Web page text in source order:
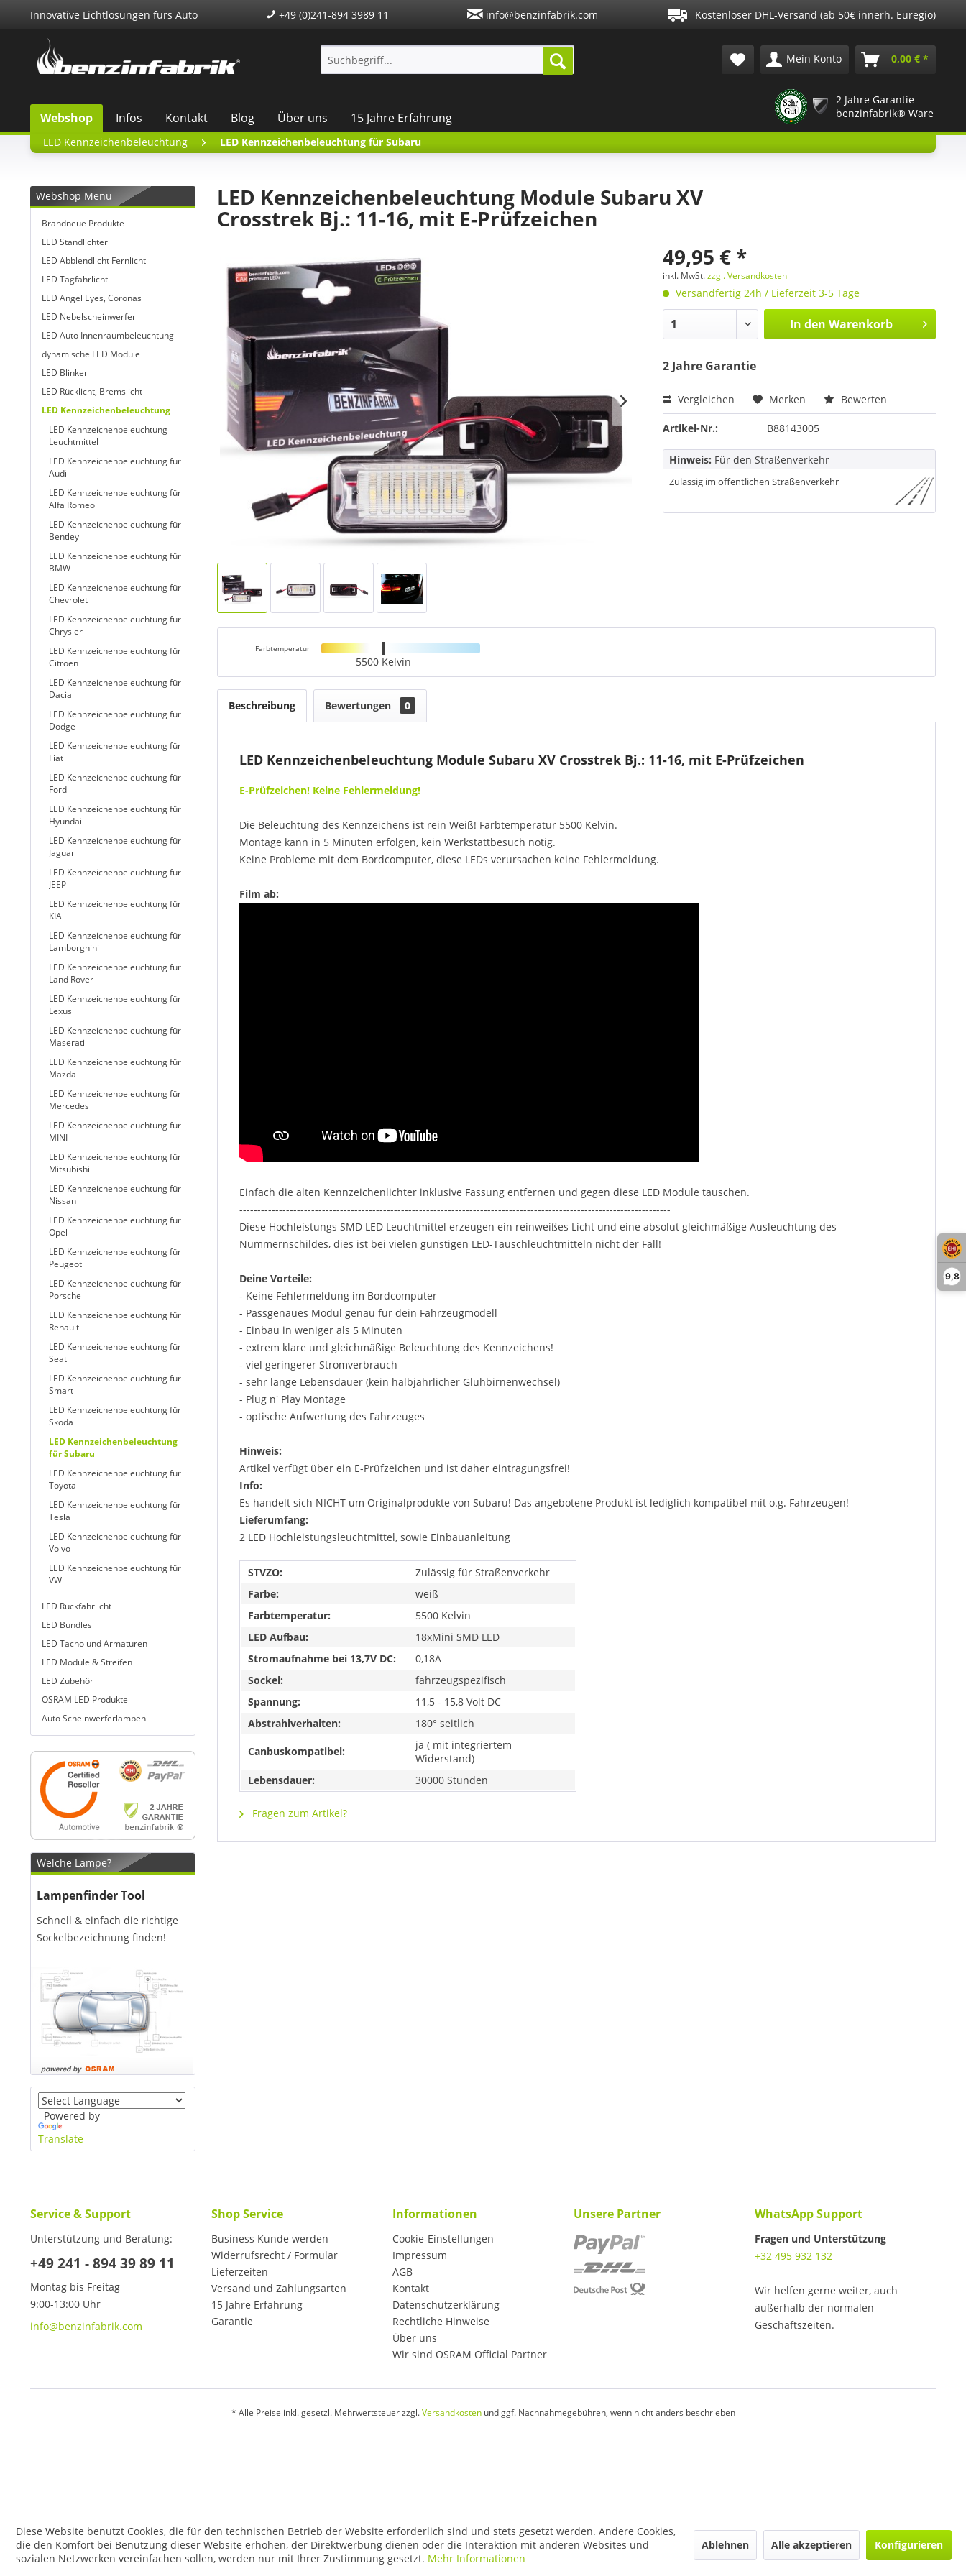
9,8
Innovative Lichtlösungen fürs Auto +49 (0)241-894 3989 11 info@benzinfabrik.com Kostenloser DHL-Versand (ab 50€ innerh. Euregio)
Mein Konto 0,00 € *
Webshop Infos Kontakt Blog Über uns 15 Jahre Erfahrung
2 Jahre Garantie
benzinfabrik® Ware
LED Kennzeichenbeleuchtung LED Kennzeichenbeleuchtung für Subaru
Webshop Menu
Brandneue Produkte
LED Standlichter
LED Abblendlicht Fernlicht
LED Tagfahrlicht
LED Angel Eyes, Coronas
LED Nebelscheinwerfer
LED Auto Innenraumbeleuchtung
dynamische LED Module
LED Blinker
LED Rücklicht, Bremslicht
LED Kennzeichenbeleuchtung
LED Kennzeichenbeleuchtung
Leuchtmittel
LED Kennzeichenbeleuchtung für
Audi
LED Kennzeichenbeleuchtung für
Alfa Romeo
LED Kennzeichenbeleuchtung für
Bentley
LED Kennzeichenbeleuchtung für
BMW
LED Kennzeichenbeleuchtung für
Chevrolet
LED Kennzeichenbeleuchtung für
Chrysler
LED Kennzeichenbeleuchtung für
Citroen
LED Kennzeichenbeleuchtung für
Dacia
LED Kennzeichenbeleuchtung für
Dodge
LED Kennzeichenbeleuchtung für
Fiat
LED Kennzeichenbeleuchtung für
Ford
LED Kennzeichenbeleuchtung für
Hyundai
LED Kennzeichenbeleuchtung für
Jaguar
LED Kennzeichenbeleuchtung für
JEEP
LED Kennzeichenbeleuchtung für
KIA
LED Kennzeichenbeleuchtung für
Lamborghini
LED Kennzeichenbeleuchtung für
Land Rover
LED Kennzeichenbeleuchtung für
Lexus
LED Kennzeichenbeleuchtung für
Maserati
LED Kennzeichenbeleuchtung für
Mazda
LED Kennzeichenbeleuchtung für
Mercedes
LED Kennzeichenbeleuchtung für
MINI
LED Kennzeichenbeleuchtung für
Mitsubishi
LED Kennzeichenbeleuchtung für
Nissan
LED Kennzeichenbeleuchtung für
Opel
LED Kennzeichenbeleuchtung für
Peugeot
LED Kennzeichenbeleuchtung für
Porsche
LED Kennzeichenbeleuchtung für
Renault
LED Kennzeichenbeleuchtung für
Seat
LED Kennzeichenbeleuchtung für
Smart
LED Kennzeichenbeleuchtung für
Skoda
LED Kennzeichenbeleuchtung
für Subaru
LED Kennzeichenbeleuchtung für
Toyota
LED Kennzeichenbeleuchtung für
Tesla
LED Kennzeichenbeleuchtung für
Volvo
LED Kennzeichenbeleuchtung für
VW
LED Rückfahrlicht
LED Bundles
LED Tacho und Armaturen
LED Module & Streifen
LED Zubehör
OSRAM LED Produkte
Auto Scheinwerferlampen
Welche Lampe?
Lampenfinder Tool
Schnell & einfach die richtige
Sockelbezeichnung finden!
Powered by
Translate
LED Kennzeichenbeleuchtung Module Subaru XV
Crosstrek Bj.: 11-16, mit E-Prüfzeichen
49,95 € *
inkl. MwSt.zzgl. Versandkosten
Versandfertig 24h / Lieferzeit 3-5 Tage
In den Warenkorb
2 Jahre Garantie
Vergleichen Merken Bewerten
Artikel-Nr.: B88143005
Hinweis: Für den Straßenverkehr
Zulässig im öffentlichen Straßenverkehr
Farbtemperatur
5500 Kelvin
Beschreibung Bewertungen 0
LED Kennzeichenbeleuchtung Module Subaru XV Crosstrek Bj.: 11-16, mit E-Prüfzeichen
E-Prüfzeichen! Keine Fehlermeldung!
Die Beleuchtung des Kennzeichens ist rein Weiß! Farbtemperatur 5500 Kelvin.
Montage kann in 5 Minuten erfolgen, kein Werkstattbesuch nötig.
Keine Probleme mit dem Bordcomputer, diese LEDs verursachen keine Fehlermeldung.
Film ab:
Einfach die alten Kennzeichenlichter inklusive Fassung entfernen und gegen diese LED Module tauschen.
------------------------------------------------------------------------------------------------------------------------
Diese Hochleistungs SMD LED Leuchtmittel erzeugen ein reinweißes Licht und eine absolut gleichmäßige Ausleuchtung des
Nummernschildes, dies ist bei vielen günstigen LED-Tauschleuchtmitteln nicht der Fall!
Deine Vorteile:
- Keine Fehlermeldung im Bordcomputer
- Passgenaues Modul genau für dein Fahrzeugmodell
- Einbau in weniger als 5 Minuten
- extrem klare und gleichmäßige Beleuchtung des Kennzeichens!
- viel geringerer Stromverbrauch
- sehr lange Lebensdauer (kein halbjährlicher Glühbirnenwechsel)
- Plug n' Play Montage
- optische Aufwertung des Fahrzeuges
Hinweis:
Artikel verfügt über ein E-Prüfzeichen und ist daher eintragungsfrei!
Info:
Es handelt sich NICHT um Originalprodukte von Subaru! Das angebotene Produkt ist lediglich kompatibel mit o.g. Fahrzeugen!
Lieferumfang:
2 LED Hochleistungsleuchtmittel, sowie Einbauanleitung
STVZO:
Zulässig für Straßenverkehr
Farbe:
weiß
Farbtemperatur:
5500 Kelvin
LED Aufbau:
18xMini SMD LED
Stromaufnahme bei 13,7V DC:
0,18A
Sockel:
fahrzeugspezifisch
Spannung:
11,5 - 15,8 Volt DC
Abstrahlverhalten:
180° seitlich
Canbuskompatibel:
ja ( mit integriertem
Widerstand)
Lebensdauer:
30000 Stunden
Fragen zum Artikel?
Service & Support
Unterstützung und Beratung:
+49 241 - 894 39 89 11
Montag bis Freitag
9:00-13:00 Uhr
info@benzinfabrik.com
Shop Service
Business Kunde werden
Widerrufsrecht / Formular
Lieferzeiten
Versand und Zahlungsarten
15 Jahre Erfahrung
Garantie
Informationen
Cookie-Einstellungen
Impressum
AGB
Kontakt
Datenschutzerklärung
Rechtliche Hinweise
Über uns
Wir sind OSRAM Official Partner
Unsere Partner WhatsApp Support
Fragen und Unterstützung
+32 495 932 132
Wir helfen gerne weiter, auch
außerhalb der normalen
Geschäftszeiten.
* Alle Preise inkl. gesetzl. Mehrwertsteuer zzgl.Versandkostenund ggf. Nachnahmegebühren, wenn nicht anders beschrieben
Diese Website benutzt Cookies, die für den technischen Betrieb der Website erforderlich sind und stets gesetzt werden. Andere Cookies,
die den Komfort bei Benutzung dieser Website erhöhen, der Direktwerbung dienen oder die Interaktion mit anderen Websites und
sozialen Netzwerken vereinfachen sollen, werden nur mit Ihrer Zustimmung gesetzt. Mehr Informationen
Ablehnen Alle akzeptieren Konfigurieren